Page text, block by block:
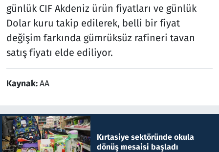
günlük CIF Akdeniz ürün fiyatları ve günlük
Dolar kuru takip edilerek, belli bir fiyat
değişim farkında gümrüksüz rafineri tavan
satış fiyatı elde ediliyor.
Kaynak:AA
Kırtasiye sektöründe okula
dönüş mesaisi başladı